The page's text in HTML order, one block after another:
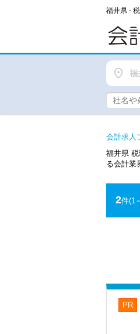
福井県 -
福
会計求人
福井県
る会計業
2件(1
PR